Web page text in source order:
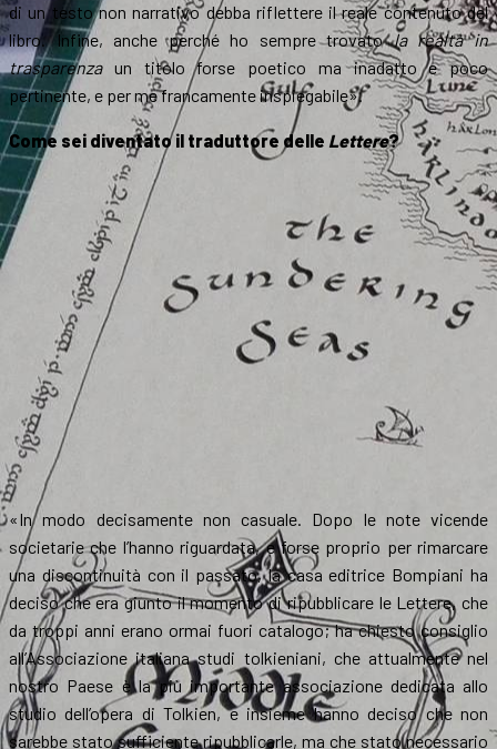
di un testo non narrativo debba riflettere il reale contenuto del
libro. Infine, anche perché ho sempre trovatola realtà in
trasparenzaun titolo forse poetico ma inadatto e poco
pertinente, e per me francamente inspiegabile».
Come sei diventato il traduttore delle Lettere?
«In modo decisamente non casuale. Dopo le note vicende
societarie che l’hanno riguardata, e forse proprio per rimarcare
una discontinuità con il passato, la casa editrice Bompiani ha
deciso che era giunto il momento di ripubblicare le Lettere, che
da troppi anni erano ormai fuori catalogo; ha chiesto consiglio
all’Associazione italiana studi tolkieniani, che attualmente nel
nostro Paese è la più importante associazione dedicata allo
studio dell’opera di Tolkien, e insieme hanno deciso che non
sarebbe stato sufficiente ripubblicarle, ma che stato necessario